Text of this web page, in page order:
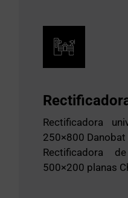
Rectificadora
250×800 Danobat
Rectificadora
500×200 planas